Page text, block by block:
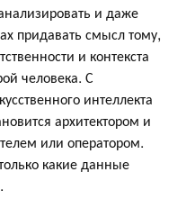
и даже
придавать смысл тому,
и контекста
человека. С
интеллекта
архитектором и
или оператором.
какие данные